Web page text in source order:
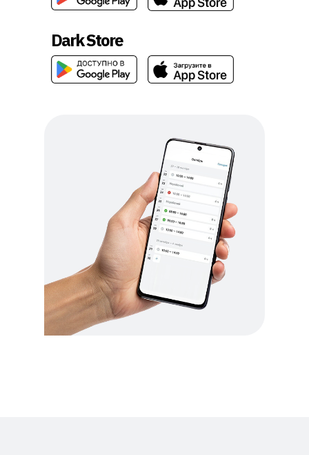
Dark Store